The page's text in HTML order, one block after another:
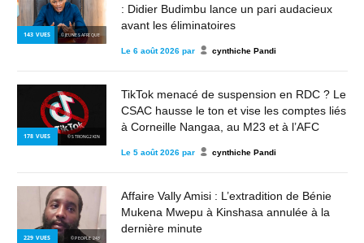
143 VUES © JEUNES AFRIQUE
: Didier Budimbu lance un pari audacieux
avant les éliminatoires
Le 6 août 2026 par cynthiche Pandi
178 VUES © STRONG2KIN
TikTok menacé de suspension en RDC ? Le
CSAC hausse le ton et vise les comptes liés
à Corneille Nangaa, au M23 et à l’AFC
Le 5 août 2026 par cynthiche Pandi
229 VUES © PEOPLE 243
Affaire Vally Amisi : L’extradition de Bénie
Mukena Mwepu à Kinshasa annulée à la
dernière minute